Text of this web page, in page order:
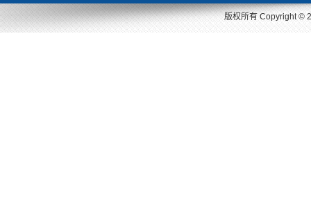
版权所有 Copyright ©